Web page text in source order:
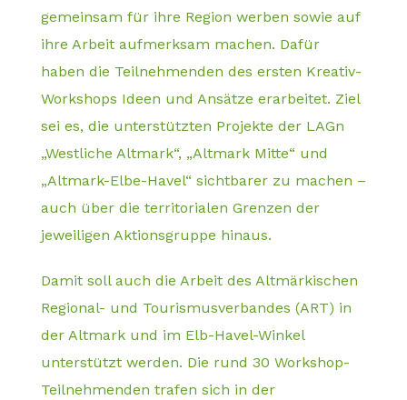
gemeinsam für ihre Region werben sowie auf
ihre Arbeit aufmerksam machen. Dafür
haben die Teilnehmenden des ersten Kreativ-
Workshops Ideen und Ansätze erarbeitet. Ziel
sei es, die unterstützten Projekte der LAGn
„Westliche Altmark“, „Altmark Mitte“ und
„Altmark-Elbe-Havel“ sichtbarer zu machen –
auch über die territorialen Grenzen der
jeweiligen Aktionsgruppe hinaus.
Damit soll auch die Arbeit des Altmärkischen
Regional- und Tourismusverbandes (ART) in
der Altmark und im Elb-Havel-Winkel
unterstützt werden. Die rund 30 Workshop-
Teilnehmenden trafen sich in der